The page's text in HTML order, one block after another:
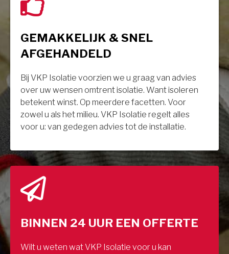
GEMAKKELIJK & SNEL
AFGEHANDELD
Bij VKP Isolatie voorzien we u graag van advies
over uw wensen omtrent isolatie. Want isoleren
betekent winst. Op meerdere facetten. Voor
zowel u als het milieu. VKP Isolatie regelt alles
voor u: van gedegen advies tot de installatie.
BINNEN 24 UUR EEN OFFERTE
Wilt u weten wat VKP Isolatie voor u kan